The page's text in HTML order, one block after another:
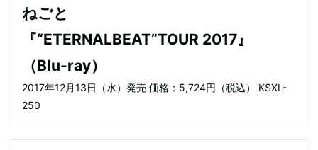
ねごと
『“ETERNALBEAT”TOUR 2017』
（Blu-ray）
2017年12月13日（水）発売 価格：5,724円（税込） KSXL-
250